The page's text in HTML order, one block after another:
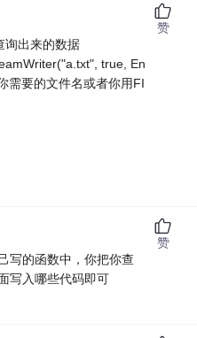
询出来的数据
true, En
需要的文件名或者你用FI
赞
写的函数中，你把你查
写入哪些代码即可
赞